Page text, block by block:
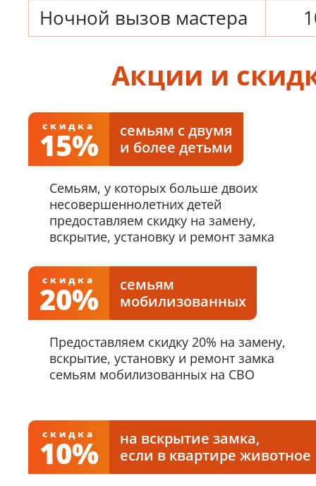
Ночной вызов мастера
Акции и
скидка
15%
семьям с двумя
и более детьми
Семьям, у которых больше двоих
несовершеннолетних детей
предоставляем скидку на замену,
вскрытие, установку и ремонт замка
скидка
20%
семьям
мобилизованных
Предоставляем скидку 20% на замену,
вскрытие, установку и ремонт замка
семьям мобилизованных на СВО
скидка
10%
на вскрытие замка,
если в квартире животное